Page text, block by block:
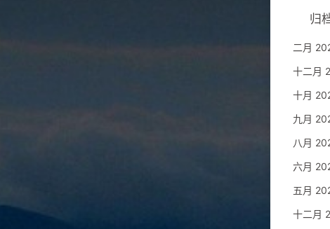
归
二月
十二月
十月
九月
八月
六月
五月
十二月